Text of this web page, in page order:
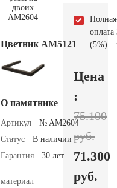
Цветник АМ5121
О памятнике
Артикул
№ AM2604
Статус
В наличии
Гарантия
—
материал
30 лет
Полная
оплата
(5%)
Цена
:
75.100
руб.
71.300
руб.